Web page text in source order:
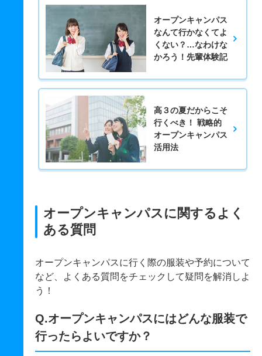
オープンキャンパス
なんて行かなくてよ
くない？…なわけな
かろう！先輩体験記
高３の夏だからこそ
行くべき！ 戦略的
オープンキャンパス
活用法
オープンキャンパスに関するよく
ある質問
オープンキャンパスに行く際の服装や予約について
など、よくある質問をチェックして疑問を解消しよ
う！
Q.オープンキャンパスにはどんな服装で
行ったらよいですか？